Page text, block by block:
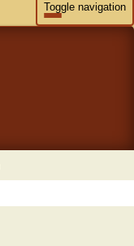
Toggle navigation